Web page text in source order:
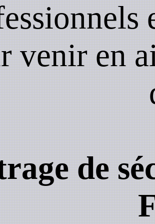
venir en
de